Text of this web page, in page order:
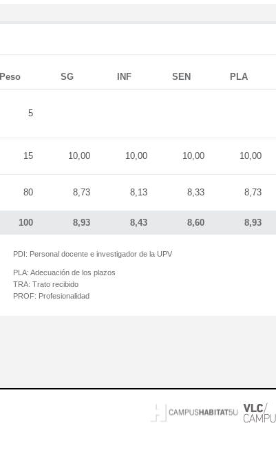
Peso SG INF SEN PLA
100 8,93 8,43 8,60 8,93
5
15 10,00 10,00 10,00 10,00
80 8,73 8,13 8,33 8,73
PDI: Personal docente e investigador de la UPV
PLA: Adecuación de los plazos
TRA: Trato recibido
PROF: Profesionalidad